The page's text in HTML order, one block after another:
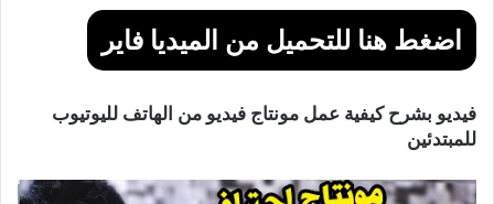
اضغط هنا للتحميل من الميديا فاير
فيديو بشرح كيفية عمل مونتاج فيديو من الهاتف لليوتيوب
للمبتدئين